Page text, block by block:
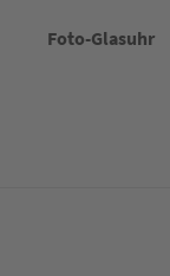
Foto-Glasuhr